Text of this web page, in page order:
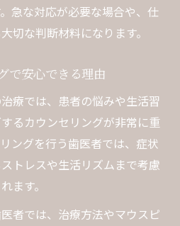
見極める歯ぎしり対策術
視すべき歯ぎしり対策の視
の判断基準と比較ポイン
重要な歯医者の診療体制と
ら歯医者を選ぶ実践テクニ
歯医者との相性確認が大切
急な対応が必要な場合や、仕
切な判断材料になります。
で安心できる理由
療では、患者の悩みや生活習
るカウンセリングが非常に重
ングを行う歯医者では、症状
トレスや生活リズムまで考慮
ます。
者では、治療方法やマウスピ